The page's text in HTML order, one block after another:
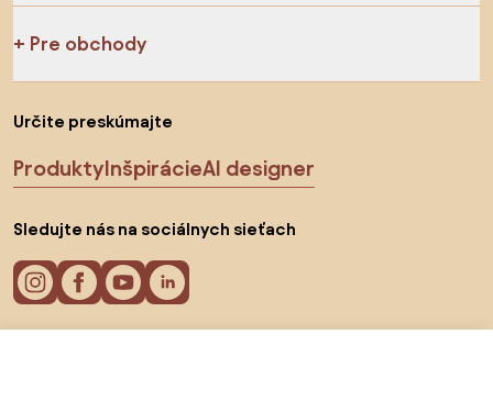
Pre obchody
Určite preskúmajte
ProduktyInšpirácieAI designer
Sledujte nás na sociálnych sieťach